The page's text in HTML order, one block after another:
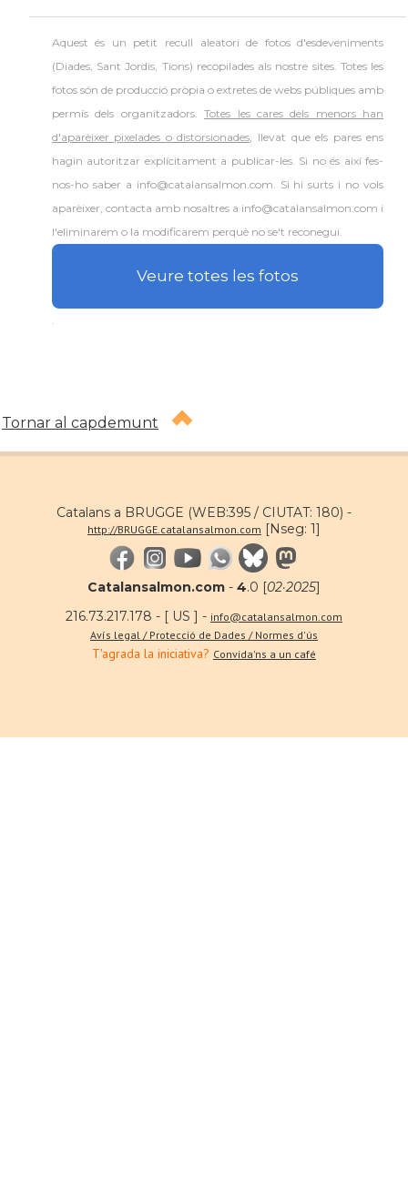
Aquest és un petit recull aleatori de fotos d'esdeveniments
(Diades, Sant Jordis, Tions) recopilades als nostre sites. Totes les
fotos són de producció pròpia o extretes de webs públiques amb
permís dels organitzadors.Totes les cares dels menors han
d'aparèixer pixelades o distorsionades, llevat que els pares ens
hagin autoritzar explícitament a publicar-les. Si no és així fes-
nos-ho saber a info@catalansalmon.com. Si hi surts i no vols
aparèixer, contacta amb nosaltres a info@catalansalmon.com i
l'eliminarem o la modificarem perquè no se't reconegui.
Veure totes les fotos
Tornar al capdemunt
Catalans a BRUGGE (WEB:395 / CIUTAT: 180) -
http://BRUGGE.catalansalmon.com [Nseg: 1]
Catalansalmon.com - 4.0 [02·2025]
216.73.217.178 - [ US ] - info@catalansalmon.com
Avís legal / Protecció de Dades / Normes d'ús
T'agrada la iniciativa? Convida'ns a un café